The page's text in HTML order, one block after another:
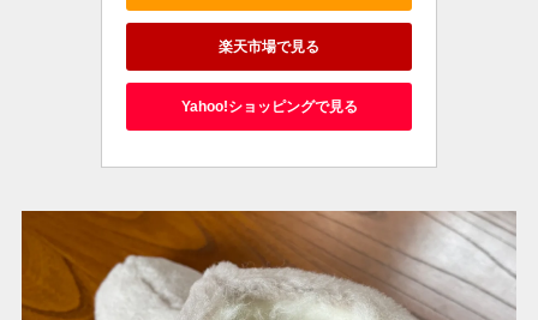
楽天市場で見る
Yahoo!ショッピングで見る